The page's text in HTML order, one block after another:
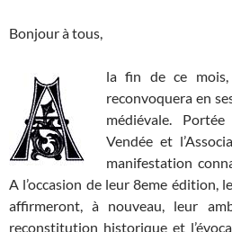
Bonjour à tous,
la fin de ce mois,
reconvoquera en
médiévale.
Vendée et
manifestation
A l’occasion de leur 8eme édition,
affirmeront, à nouveau, leur
reconstitution historique et